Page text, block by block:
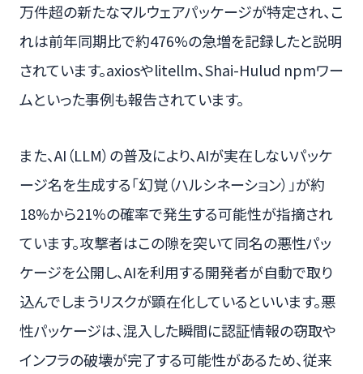
万件超の新たなマルウェアパッケージが特定され、こ
れは前年同期比で約476%の急増を記録したと説明
されています。axiosやlitellm、Shai-Hulud npmワー
ムといった事例も報告されています。
また、AI（LLM）の普及により、AIが実在しないパッケ
ージ名を生成する「幻覚（ハルシネーション）」が約
18%から21%の確率で発生する可能性が指摘され
ています。攻撃者はこの隙を突いて同名の悪性パッ
ケージを公開し、AIを利用する開発者が自動で取り
込んでしまうリスクが顕在化しているといいます。悪
性パッケージは、混入した瞬間に認証情報の窃取や
インフラの破壊が完了する可能性があるため、従来